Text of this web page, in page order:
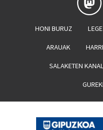
HONI BURUZ
ARAUAK
SALAKETEN